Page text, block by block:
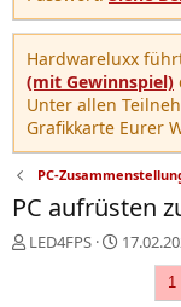
Hardwareluxx
(mit Gewinnspiel)
Unter allen
Grafikkarte Eurer
PC-
PC aufrüsten
ELED4FPS
E
1